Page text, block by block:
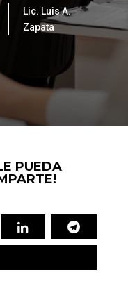
Lic. Luis A.
Zapata
PUEDA